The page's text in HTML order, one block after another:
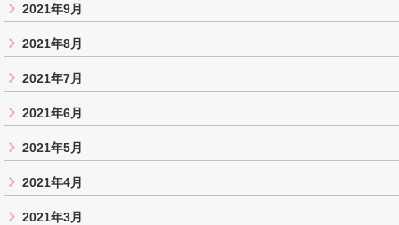
2021年9月
2021年8月
2021年7月
2021年6月
2021年5月
2021年4月
2021年3月